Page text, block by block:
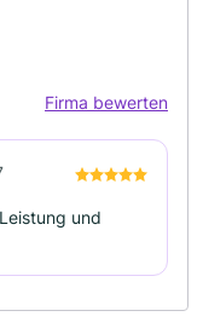
Firma bewerten
und